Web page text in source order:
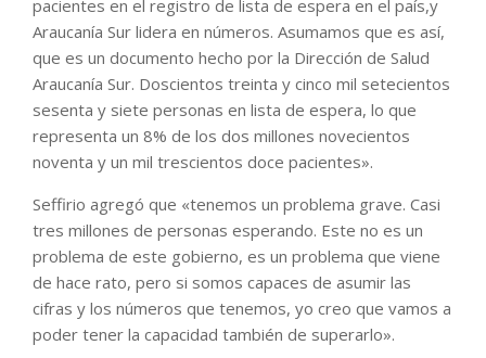
pacientes en el registro de lista de espera en el país,y
Araucanía Sur lidera en números. Asumamos que es así,
que es un documento hecho por la Dirección de Salud
Araucanía Sur. Doscientos treinta y cinco mil setecientos
sesenta y siete personas en lista de espera, lo que
representa un 8% de los dos millones novecientos
noventa y un mil trescientos doce pacientes».
Seffirio agregó que «tenemos un problema grave. Casi
tres millones de personas esperando. Este no es un
problema de este gobierno, es un problema que viene
de hace rato, pero si somos capaces de asumir las
cifras y los números que tenemos, yo creo que vamos a
poder tener la capacidad también de superarlo».